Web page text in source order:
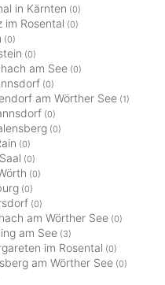
in Kärnten (0)
im Rosental (0)
(0)
(0)
am See (0)
(0)
am Wörther See (1)
(0)
(0)
(0)
(0)
(0)
(0)
(0)
am Wörther See (0)
am See (3)
im Rosental (0)
am Wörther See (0)